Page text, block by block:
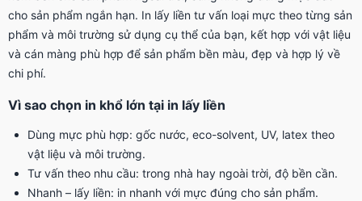
cho sản phẩm ngắn hạn. In lấy liền tư vấn loại mực theo từng sản
phẩm và môi trường sử dụng cụ thể của bạn, kết hợp với vật liệu
và cán màng phù hợp để sản phẩm bền màu, đẹp và hợp lý về
chi phí.
Vì sao chọn in khổ lớn tại in lấy liền
Dùng mực phù hợp: gốc nước, eco-solvent, UV, latex theo
vật liệu và môi trường.
Tư vấn theo nhu cầu: trong nhà hay ngoài trời, độ bền cần.
Nhanh – lấy liền: in nhanh với mực đúng cho sản phẩm.